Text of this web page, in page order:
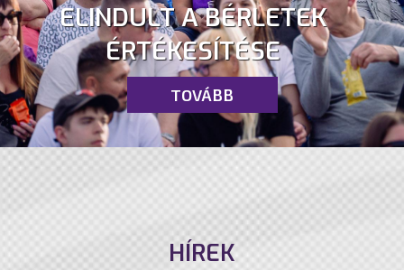
ELINDULT A BÉRLETEK
ÉRTÉKESÍTÉSE
TOVÁBB
HÍREK